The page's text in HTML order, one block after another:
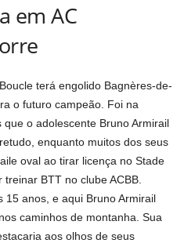
em AC
terá engolido Bagnères-de-
o futuro campeão. Foi na
o adolescente Bruno Armirail
enquanto muitos dos seus
oval ao tirar licença no Stade
BTT no clube ACBB.
15 anos, e aqui Bruno Armirail
caminhos de montanha. Sua
aos olhos de seus